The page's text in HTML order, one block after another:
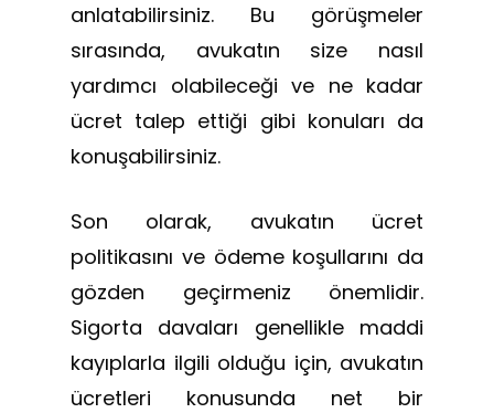
anlatabilirsiniz. Bu görüşmeler
sırasında, avukatın size nasıl
yardımcı olabileceği ve ne kadar
ücret talep ettiği gibi konuları da
konuşabilirsiniz.
Son olarak, avukatın ücret
politikasını ve ödeme koşullarını da
gözden geçirmeniz önemlidir.
Sigorta davaları genellikle maddi
kayıplarla ilgili olduğu için, avukatın
ücretleri konusunda net bir